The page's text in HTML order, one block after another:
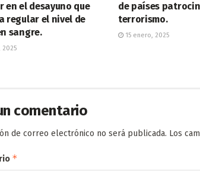
en el desayuno que
regular el nivel de
sangre.
de países
terrorismo.
15 enero, 2025
comentario
de correo electrónico no será publicada. Los
*